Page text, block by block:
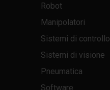
Robot
Manipolatori
Sistemi di controllo
Sistemi di visione
Pneumatica
Software